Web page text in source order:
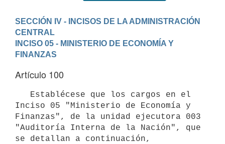
SECCIÓN IV - INCISOS DE LA ADMINISTRACIÓN
CENTRAL
INCISO 05 - MINISTERIO DE ECONOMÍA Y
FINANZAS
Artículo 100
Inciso 05 "Ministerio de Economía y
Finanzas", de la unidad ejecutora 003
"Auditoría Interna de la Nación", que
se detallan a continuación,